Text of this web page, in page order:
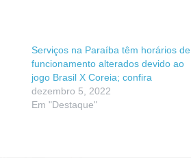
Serviços na Paraíba têm horários de
funcionamento alterados devido ao
jogo Brasil X Coreia; confira
dezembro 5, 2022
Em "Destaque"